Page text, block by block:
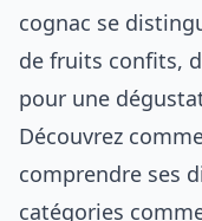
cognac se
de fruits confits,
pour une
Découvrez
comprendre ses
catégories